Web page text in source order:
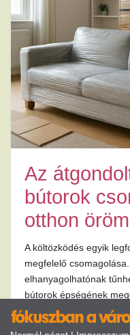
Az
bútorok
otthon
A költözködés egyik
megfelelő
elhanyagolhatónak
bútorok épségének
már azon, hogyan